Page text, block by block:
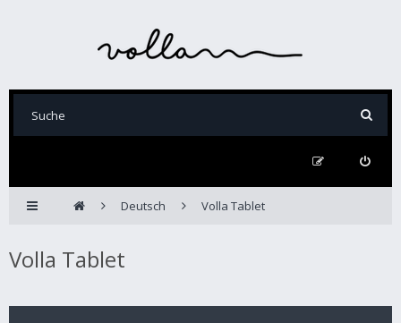
Deutsch Volla Tablet
Volla Tablet